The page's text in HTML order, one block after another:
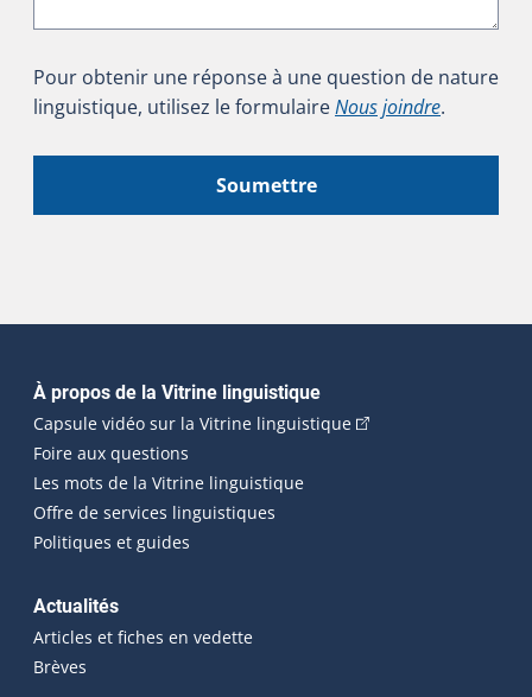
Pour obtenir une réponse à une question de nature
linguistique, utilisez le formulaireNous joindre.
Soumettre
Navigation principale
À propos de la Vitrine linguistique
Capsule vidéo sur la Vitrine linguistique(Cet hyperlien
Foire aux questions
Les mots de la Vitrine linguistique
Offre de services linguistiques
Politiques et guides
Actualités
Articles et fiches en vedette
Brèves